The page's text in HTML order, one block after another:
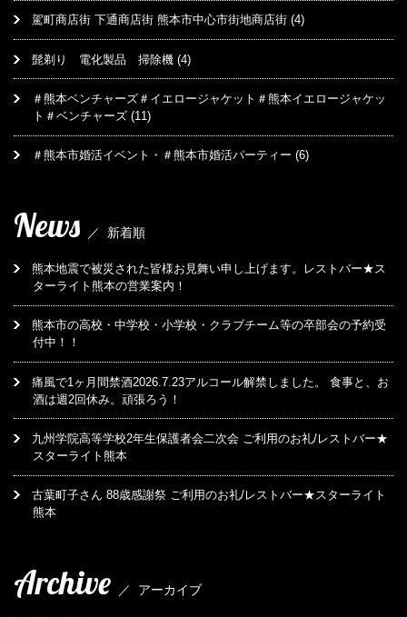
駕町商店街 下通商店街 熊本市中心市街地商店街 (4)
髭剃り 電化製品 掃除機 (4)
＃熊本ベンチャーズ＃イエロージャケット＃熊本イエロージャケッ
ト＃ベンチャーズ (11)
＃熊本市婚活イベント・＃熊本市婚活パーティー (6)
News ／ 新着順
熊本地震で被災された皆様お見舞い申し上げます。レストバー★ス
ターライト熊本の営業案内！
熊本市の高校・中学校・小学校・クラブチーム等の卒部会の予約受
付中！！
痛風で1ヶ月間禁酒2026.7.23アルコール解禁しました。 食事と、お
酒は週2回休み。頑張ろう！
九州学院高等学校2年生保護者会二次会 ご利用のお礼/レストバー★
スターライト熊本
古葉町子さん 88歳感謝祭 ご利用のお礼/レストバー★スターライト
熊本
Archive ／ アーカイブ